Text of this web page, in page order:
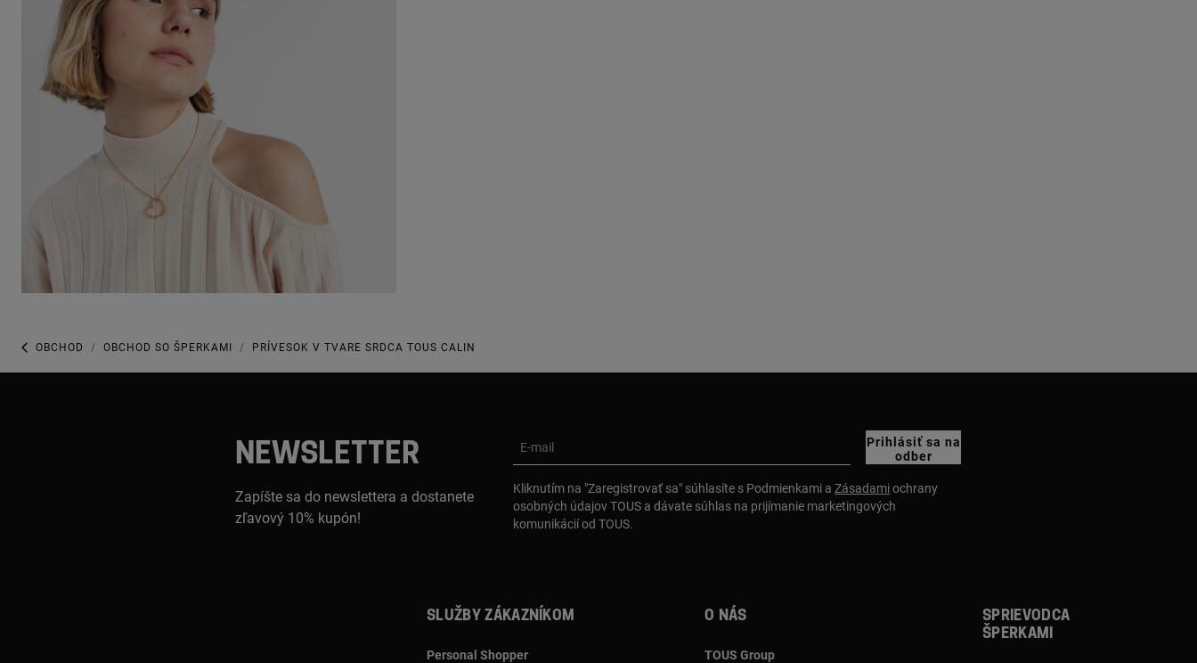
OBCHOD OBCHOD SO ŠPERKAMI PRÍVESOK V TVARE SRDCA TOUS CALIN
NEWSLETTER
Zapíšte sa do newslettera a dostanete
zľavový 10% kupón!
E-mail
Prihlásiť sa na
odber
Kliknutím na "Zaregistrovať sa" súhlasíte s Podmienkami a Zásadamiochrany
osobných údajov TOUS a dávate súhlas na prijímanie marketingových
komunikácií od TOUS.
Služby zákazníkom
Personal Shopper
O nás
TOUS Group
Sprievodca
šperkami